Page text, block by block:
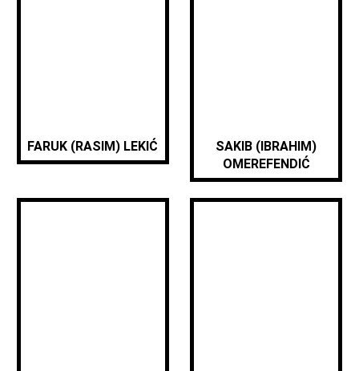
FARUK (RASIM) LEKIĆ
SAKIB (IBRAHIM)
OMEREFENDIĆ